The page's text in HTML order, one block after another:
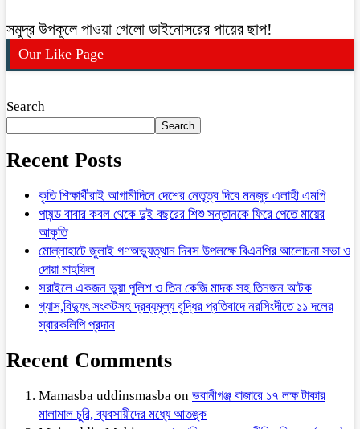
সমুদ্র উপকূলে পাওয়া গেলো ডাইনোসরের পায়ের ছাপ!
Our Like Page
Search
Search
Recent Posts
কৃতি শিক্ষার্থীরাই আগামীদিনে দেশের নেতৃত্ব দিবে মনজুর এলাহী এমপি
পাষন্ড বাবার কবল থেকে দুই বছরের শিশু সন্তানকে ফিরে পেতে মায়ের
আকুতি
মোল্লাহাটে জুলাই গণঅভ্যুত্থান দিবস উপলক্ষে বিএনপির আলোচনা সভা ও
দোয়া মাহফিল
সরাইলে একজন ভুয়া পুলিশ ও তিন কেজি মাদক সহ তিনজন আটক
গ্যাস,বিদ্যুৎ সংকটসহ দ্রব্যমূল্য বৃদ্ধির প্রতিবাদে নরসিংদীতে ১১ দলের
স্বারকলিপি প্রদান
Recent Comments
Mamasba uddinsmasba on ভবানীগঞ্জ বাজারে ১৭ লক্ষ টাকার
মালামাল চুরি, ব্যবসায়ীদের মধ্যে আতঙ্ক